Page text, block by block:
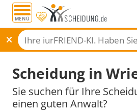
MENÜ
Scheidung in
Sie suchen für Ihre
einen guten Anwalt?